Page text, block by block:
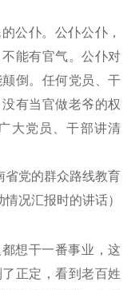
公仆。公仆公仆，
能有官气。公仆对
倒。任何党员、干
有当官做老爷的权
大党员、干部讲清
省党的群众路线教育
情况汇报时的讲话）
想干一番事业，这
正定，看到老百姓